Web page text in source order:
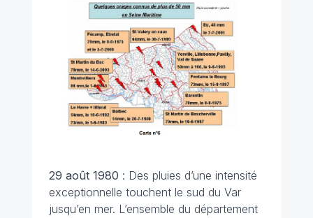
29 août 1980 : Des pluies d’une intensité
exceptionnelle touchent le sud du Var
jusqu’en mer. L’ensemble du département